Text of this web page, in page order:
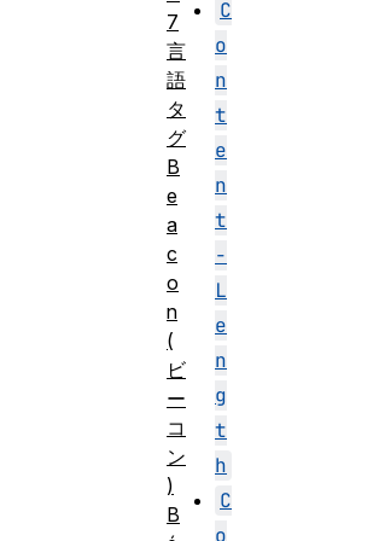
C
o
n
t
e
n
t
-
L
e
n
g
t
h
C
o
7
言
語
タ
グ
B
e
a
c
o
n
(
ビ
ー
コ
ン
)
B